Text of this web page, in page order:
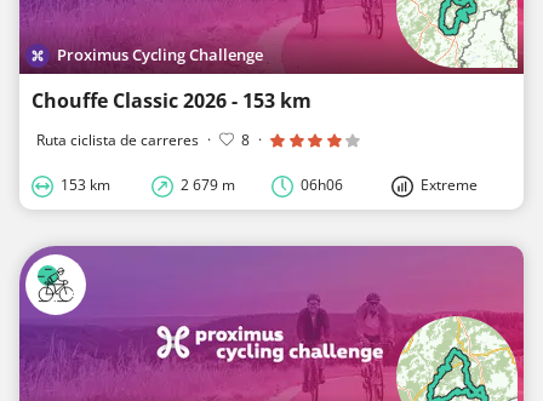
Proximus Cycling Challenge
Chouffe Classic 2026 - 153 km
Ruta ciclista de carreres · 8 ·
153 km 2 679 m 06h06 Extreme